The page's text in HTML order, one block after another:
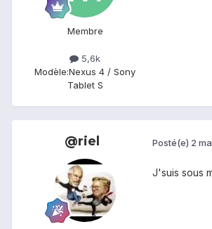
Membre
5,6k
Modèle:Nexus 4 / Sony
Tablet S
@riel Posté(e) 2
J'suis sous